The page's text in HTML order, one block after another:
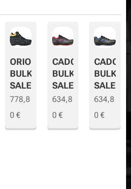
ORION
BULK
SALE
778,8
0 €
CADOR
BULK
SALE
634,8
0€
CADOR-
BULK-
SALE
634,8
0 €